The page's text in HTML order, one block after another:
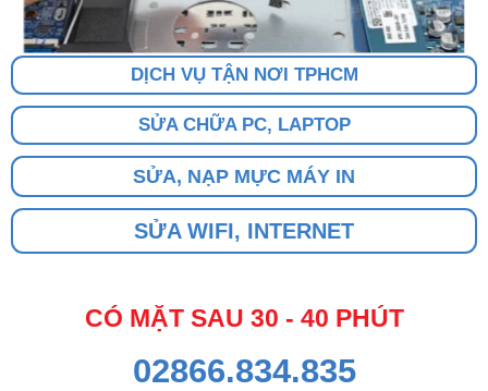
DỊCH VỤ TẬN NƠI TPHCM
SỬA CHỮA PC, LAPTOP
SỬA, NẠP MỰC MÁY IN
SỬA WIFI, INTERNET
CÓ MẶT SAU 30 - 40 PHÚT
02866.834.835